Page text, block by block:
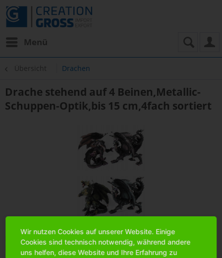
Menü
Übersicht Drachen
Drache stehend auf 4 Beinen,Metallic-
Schuppen-Optik,bis 15 cm,4fach sortiert
Bittemelden Sie sich an, um mehr Informationen über das
Produkt zu erhalten.
Wir nutzen Cookies auf unserer Website. Einige
Cookies sind technisch notwendig, während andere
uns helfen, diese Website und Ihre Erfahrung zu